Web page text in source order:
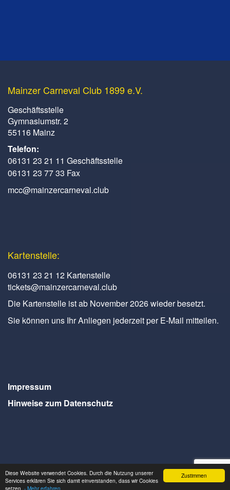
Zustimmen
Diese Website verwendet Cookies. Durch die Nutzung unserer
Services erklären Sie sich damit einverstanden, dass wir Cookies
setzen. - Mehr erfahren
Mainzer Carneval Club 1899 e.V.
Geschäftsstelle
Gymnasiumstr. 2
55116 Mainz
Telefon:
06131 23 21 11 Geschäftsstelle
06131 23 77 33 Fax
mcc@mainzercarneval.club
Kartenstelle:
06131 23 21 12 Kartenstelle
tickets@mainzercarneval.club
Die Kartenstelle ist ab November 2026 wieder besetzt.
Sie können uns Ihr Anliegen jederzeit per E-Mail mitteilen.
Impressum
Hinweise zum Datenschutz
Webdesign Seventum